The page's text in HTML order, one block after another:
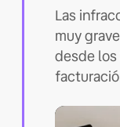
Las
muy
desde